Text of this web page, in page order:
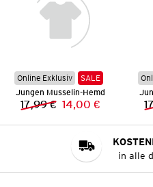
Online Exklusiv
SALE
Jungen Musselin-Hemd
Vorheriger Preis:
17,99 € Neuer Preis:
14,00 €
in alle